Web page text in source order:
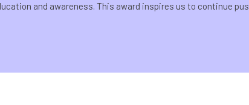
and awareness. This award inspires us to continue